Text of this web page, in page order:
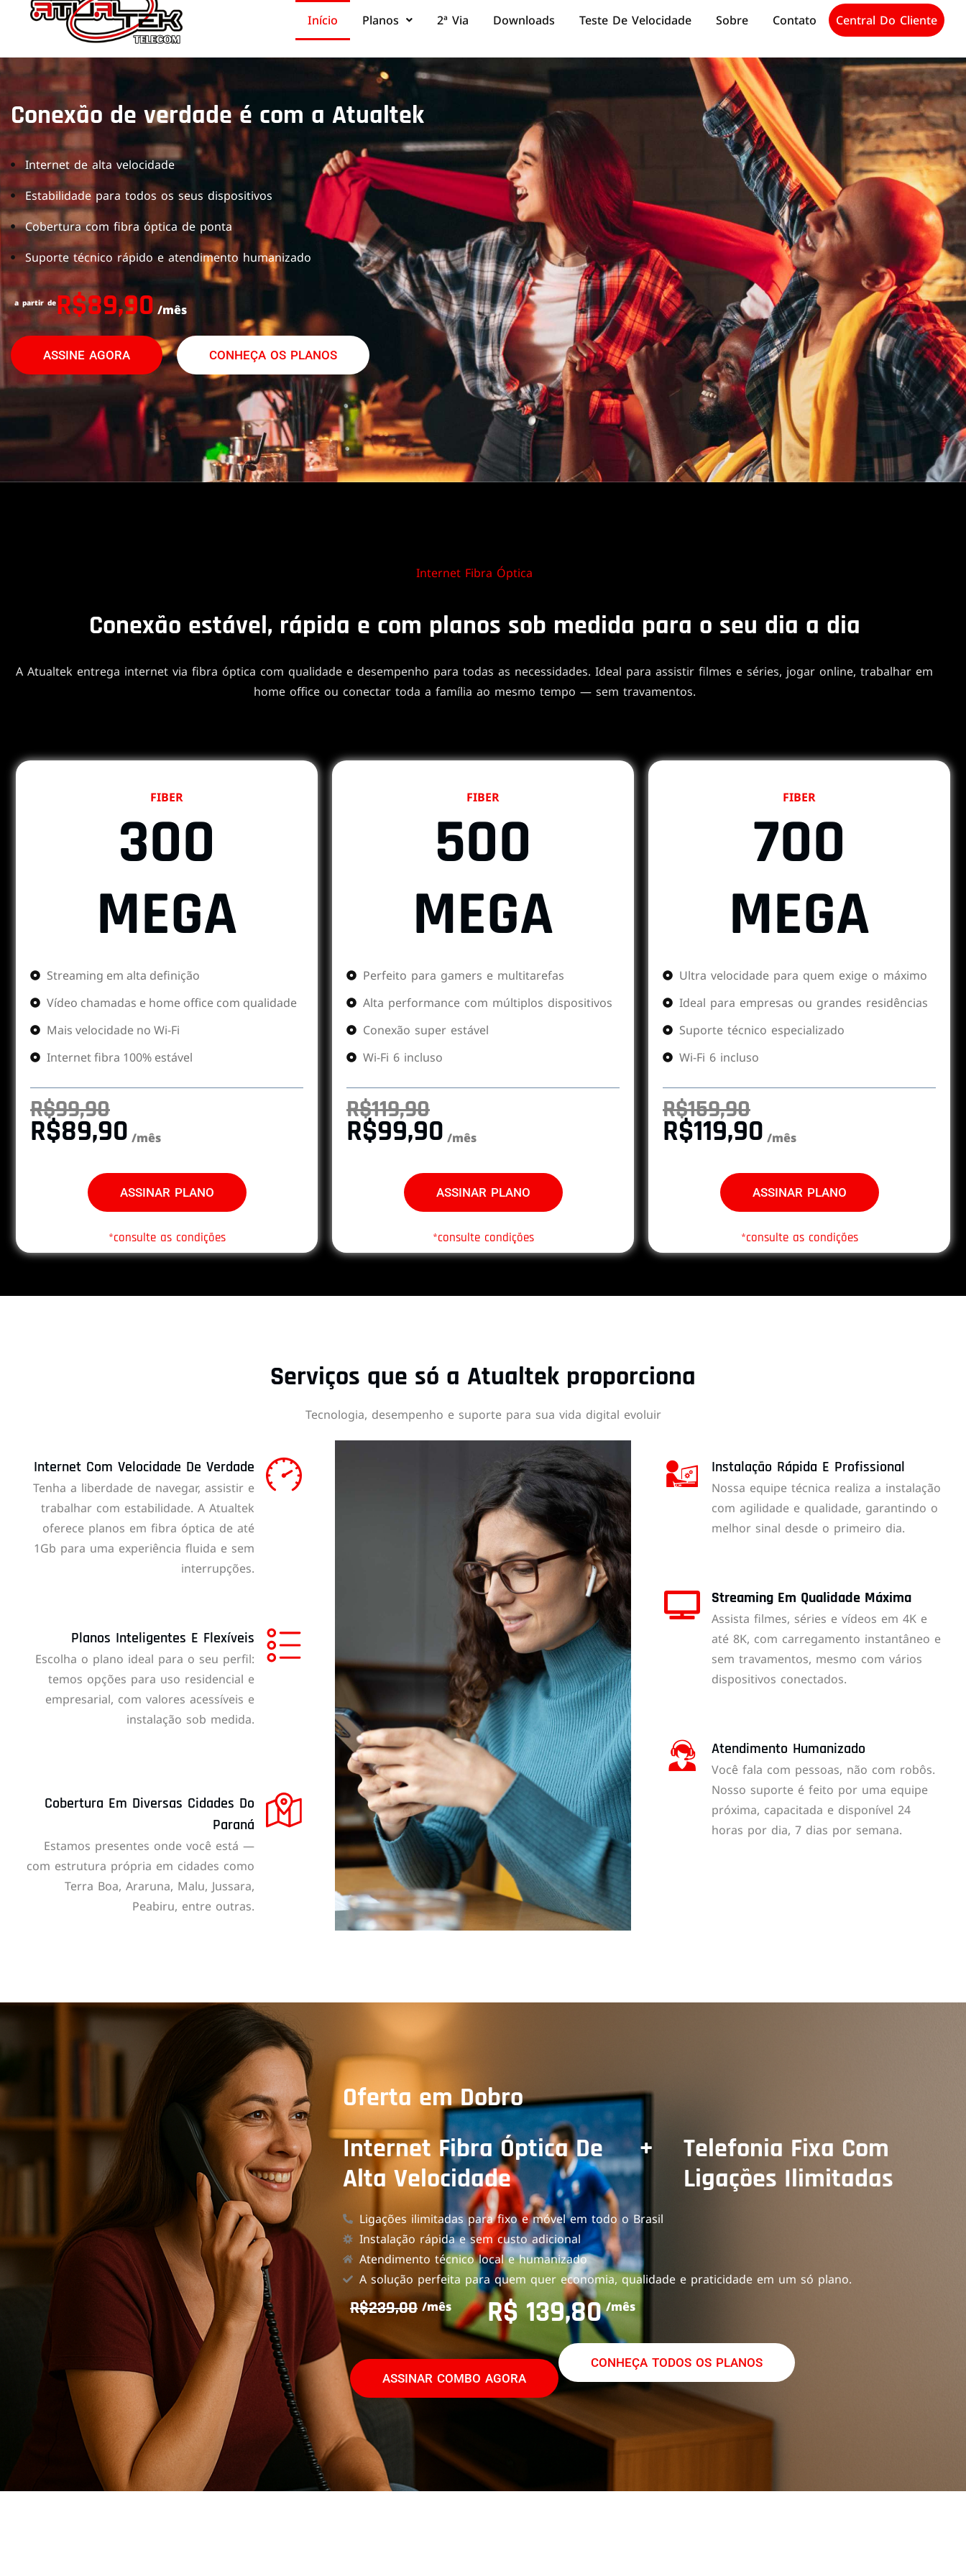
Início Planos 2ª Via Downloads Teste De Velocidade Sobre Contato Central Do Cliente
Conexão de verdade é com a Atualtek
Internet de alta velocidade
Estabilidade para todos os seus dispositivos
Cobertura com fibra óptica de ponta
Suporte técnico rápido e atendimento humanizado
a partir deR$89,90 /mês
ASSINE AGORA CONHEÇA OS PLANOS
Internet Fibra Óptica
Conexão estável, rápida e com planos sob medida para o seu dia a dia
A Atualtek entrega internet via fibra óptica com qualidade e desempenho para todas as necessidades. Ideal para assistir filmes e séries, jogar online, trabalhar em
home office ou conectar toda a família ao mesmo tempo — sem travamentos.
FIBER
300
MEGA
Streaming em alta definição
Vídeo chamadas e home office com qualidade
Mais velocidade no Wi-Fi
Internet fibra 100% estável
R$99,90
R$89,90 /mês
ASSINAR PLANO
*consulte as condições
FIBER
500
MEGA
Perfeito para gamers e multitarefas
Alta performance com múltiplos dispositivos
Conexão super estável
Wi-Fi 6 incluso
R$119,90
R$99,90 /mês
ASSINAR PLANO
*consulte condições
FIBER
700
MEGA
Ultra velocidade para quem exige o máximo
Ideal para empresas ou grandes residências
Suporte técnico especializado
Wi-Fi 6 incluso
R$159,90
R$119,90 /mês
ASSINAR PLANO
*consulte as condições
Serviços que só a Atualtek proporciona
Tecnologia, desempenho e suporte para sua vida digital evoluir
Internet Com Velocidade De Verdade
Tenha a liberdade de navegar, assistir e
trabalhar com estabilidade. A Atualtek
oferece planos em fibra óptica de até
1Gb para uma experiência fluida e sem
interrupções.
Planos Inteligentes E Flexíveis
Escolha o plano ideal para o seu perfil:
temos opções para uso residencial e
empresarial, com valores acessíveis e
instalação sob medida.
Cobertura Em Diversas Cidades Do
Paraná
Estamos presentes onde você está —
com estrutura própria em cidades como
Terra Boa, Araruna, Malu, Jussara,
Peabiru, entre outras.
Instalação Rápida E Profissional
Nossa equipe técnica realiza a instalação
com agilidade e qualidade, garantindo o
melhor sinal desde o primeiro dia.
Streaming Em Qualidade Máxima
Assista filmes, séries e vídeos em 4K e
até 8K, com carregamento instantâneo e
sem travamentos, mesmo com vários
dispositivos conectados.
Atendimento Humanizado
Você fala com pessoas, não com robôs.
Nosso suporte é feito por uma equipe
próxima, capacitada e disponível 24
horas por dia, 7 dias por semana.
Oferta em Dobro
Internet Fibra Óptica De
Alta Velocidade
+
Telefonia Fixa Com
Ligações Ilimitadas
Ligações ilimitadas para fixo e móvel em todo o Brasil
Instalação rápida e sem custo adicional
Atendimento técnico local e humanizado
A solução perfeita para quem quer economia, qualidade e praticidade em um só plano.
R$239,00 /mês R$ 139,80 /mês
ASSINAR COMBO AGORA
CONHEÇA TODOS OS PLANOS